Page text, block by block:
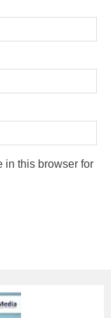
in this browser for